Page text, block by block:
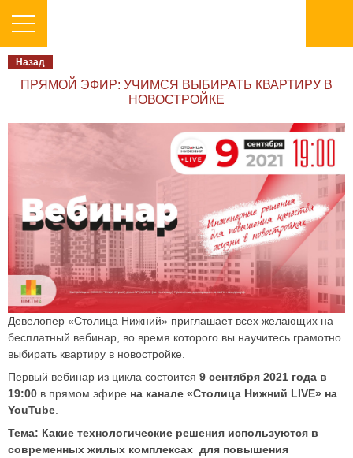
Назад
ПРЯМОЙ ЭФИР: УЧИМСЯ ВЫБИРАТЬ КВАРТИРУ В
НОВОСТРОЙКЕ
Девелопер «Столица Нижний» приглашает всех желающих на
бесплатный вебинар, во время которого вы научитесь грамотно
выбирать квартиру в новостройке.
Первый вебинар из цикла состоится 9 сентября 2021 года в
19:00 в прямом эфире на канале «Столица Нижний LIVE» на
YouTube
Тема: Какие технологические решения используются в
современных жилых комплексах для повышения
Заявка на Трейд-ИН
ФИО
Номер телефона
Согласие наобработку Персональных
данных
Согласие на
передачу Персональных
данных
Согласие наполучение Рекламной
информации